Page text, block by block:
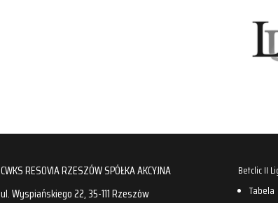
CWKS RESOVIA RZESZÓW SPÓŁKA AKCYJNA
ul. Wyspiańskiego 22, 35-111 Rzeszów
Betclic II
Tabela